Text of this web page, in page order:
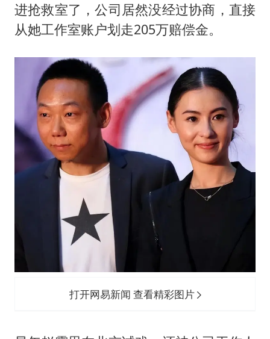
进抢救室了，公司居然没经过协商，直接
从她工作室账户划走205万赔偿金。
打开网易新闻 查看精彩图片